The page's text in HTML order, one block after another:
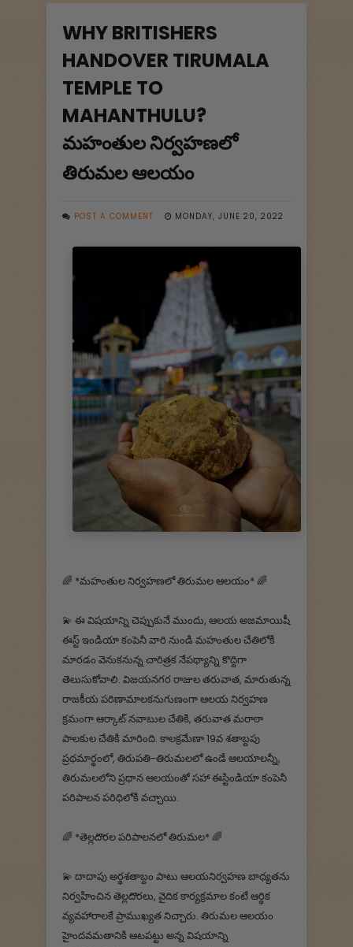
WHY BRITISHERS
HANDOVER TIRUMALA
TEMPLE TO
MAHANTHULU?
మహంతుల నిర్వహణలో
తిరుమల ఆలయం
POST A COMMENT MONDAY, JUNE 20, 2022
🌈 *మహంతుల నిర్వహణలో తిరుమల ఆలయం* 🌈
💫 ఈ విషయాన్ని చెప్పుకునే ముందు, ఆలయ అజమాయిషీ
ఈస్ట్ ఇండియా కంపెనీ వారి నుండి మహంతుల చేతిలోకి
మారడం వెనుకనున్న చారిత్రక నేపథ్యాన్ని కొద్దిగా
తెలుసుకోవాలి. విజయనగర రాజుల తరువాత, మారుతున్న
రాజకీయ పరిణామాలకనుగుణంగా ఆలయ నిర్వహణ
క్రమంగా ఆర్కాట్ నవాబుల చేతికి, తరువాత మరాఠా
పాలకుల చేతికి మారింది. కాలక్రమేణా 19వ శతాబ్దపు
ప్రథమార్థంలో, తిరుపతి-తిరుమలలో ఉండే ఆలయాలన్నీ,
తిరుమలలోని ప్రధాన ఆలయంతో సహా ఈస్టిండియా కంపెనీ
పరిపాలన పరిధిలోకి వచ్చాయి.
🌈 *తెల్లదొరల పరిపాలనలో తిరుమల* 🌈
💫 దాదాపు అర్థశతాబ్దం పాటు ఆలయనిర్వహణ బాధ్యతను
నిర్వహించిన తెల్లదొరలు, వైదిక కార్యక్రమాల కంటే ఆర్థిక
వ్యవహారాలకే ప్రాముఖ్యత నిచ్చారు. తిరుమల ఆలయం
హైందవమతానికి ఆటపట్టు అన్న విషయాన్ని